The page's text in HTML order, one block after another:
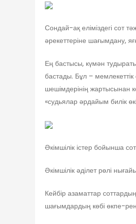
Сондай-ақ еліміздегі сот
әрекеттеріне шағымдану,
Ең бастысы, күмән
бастады. Бұл – мемлекеттік
шешімдерінің жартысынан
«судьялар әрдайым билік
Әкімшілік істер бойынша
Әкімшілік әділет рөлі
Кейбір азаматтар
шағымдардың көбі өкпе-